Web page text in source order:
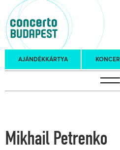
AJÁNDÉKKÁRTYA
Koncertnaptár
turnék
Mikhail Petrenko